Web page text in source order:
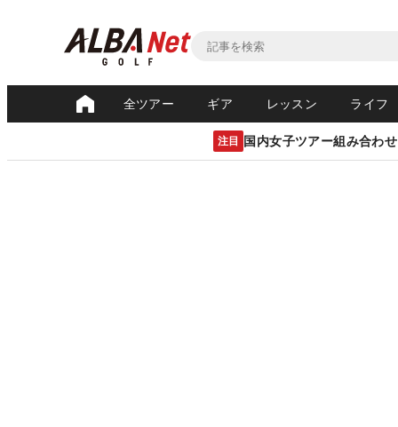
全ツアー ギア レッスン ライフ
注目 国内女子ツアー組み合わせ